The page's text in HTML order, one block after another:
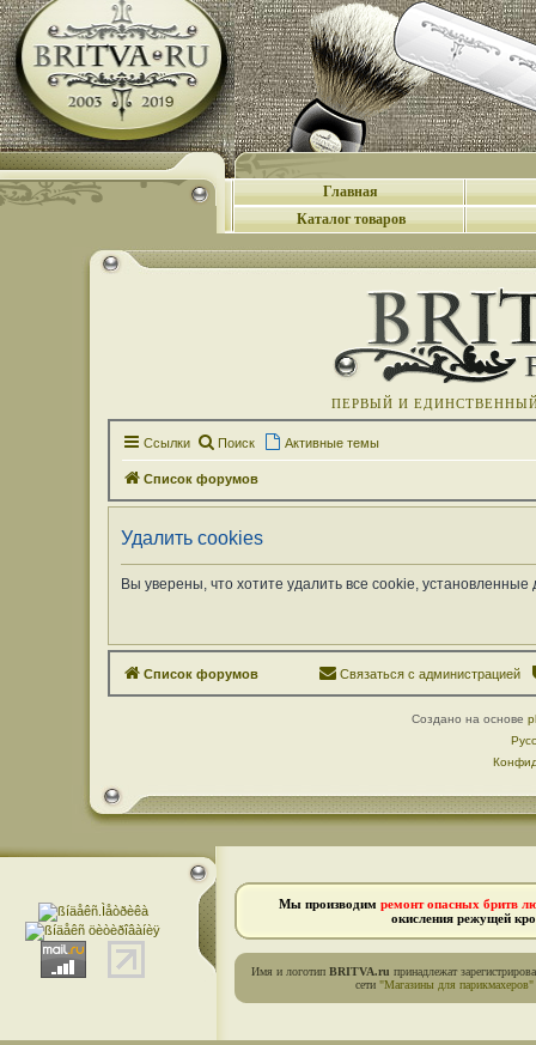
Главная
Каталог товаров
ПЕРВЫЙ И
Ссылки Поиск Активные темы
Список форумов
Удалить cookies
Вы уверены, что хотите удалить все cookie,
Список форумов Связаться с администрацией
Создано на основе
Мы производим ремонт опасных бритв
окисления режущей
Имя и логотип BRITVA.ru принадлежат
сети "Магазины для парикмахеров"